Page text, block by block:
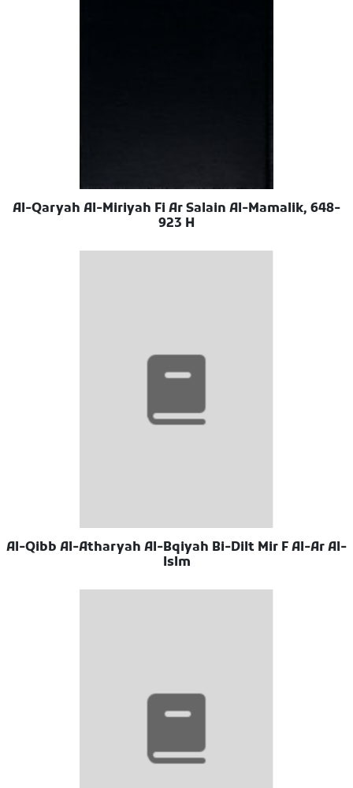
Al-Qaryah Al-Miriyah Fi Ar Salain Al-Mamalik, 648-
923 H
Al-Qibb Al-Atharyah Al-Bqiyah Bi-Dilt Mir F Al-Ar Al-
Islm